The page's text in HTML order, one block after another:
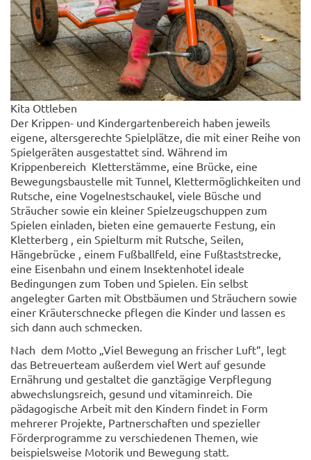
Kita Ottleben
Der Krippen- und Kindergartenbereich haben jeweils
eigene, altersgerechte Spielplätze, die mit einer Reihe von
Spielgeräten ausgestattet sind. Während im
Krippenbereich Kletterstämme, eine Brücke, eine
Bewegungsbaustelle mit Tunnel, Klettermöglichkeiten und
Rutsche, eine Vogelnestschaukel, viele Büsche und
Sträucher sowie ein kleiner Spielzeugschuppen zum
Spielen einladen, bieten eine gemauerte Festung, ein
Kletterberg , ein Spielturm mit Rutsche, Seilen,
Hängebrücke , einem Fußballfeld, eine Fußtaststrecke,
eine Eisenbahn und einem Insektenhotel ideale
Bedingungen zum Toben und Spielen. Ein selbst
angelegter Garten mit Obstbäumen und Sträuchern sowie
einer Kräuterschnecke pflegen die Kinder und lassen es
sich dann auch schmecken.
Nach dem Motto „Viel Bewegung an frischer Luft“, legt
das Betreuerteam außerdem viel Wert auf gesunde
Ernährung und gestaltet die ganztägige Verpflegung
abwechslungsreich, gesund und vitaminreich. Die
pädagogische Arbeit mit den Kindern findet in Form
mehrerer Projekte, Partnerschaften und spezieller
Förderprogramme zu verschiedenen Themen, wie
beispielsweise Motorik und Bewegung statt.